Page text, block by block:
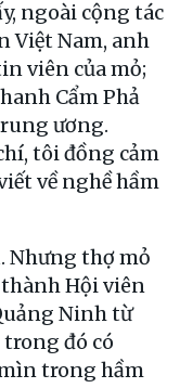
ngoài cộng tác
Việt Nam, anh
viên của mỏ;
Cẩm Phả
ương.
tôi đồng cảm
về nghề hầm
Nhưng thợ mỏ
Hội viên
Ninh từ
đó có
trong hầm